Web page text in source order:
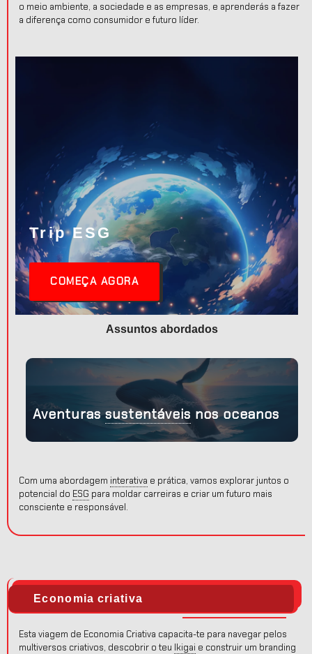
o meio ambiente, a sociedade e as empresas, e aprenderás a fazer
a diferença como consumidor e futuro líder.
TripESG
COMEÇA AGORA
Assuntos abordados
Aventuras sustentáveis nos oceanos
Com uma abordagem interativa e prática, vamos explorar juntos o
potencial do ESG para moldar carreiras e criar um futuro mais
consciente e responsável.
Economia criativa
Esta viagem de Economia Criativa capacita-te para navegar pelos
multiversos criativos, descobrir o teu Ikigai e construir um branding